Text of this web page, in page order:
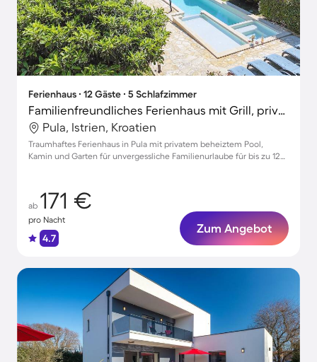
Ferienhaus ∙ 12 Gäste ∙ 5 Schlafzimmer
Familienfreundliches Ferienhaus mit Grill, privatem Pool und Whirlpool | Haustierfreundlich
Pula, Istrien, Kroatien
Traumhaftes Ferienhaus in Pula mit privatem beheiztem Pool,
Kamin und Garten für unvergessliche Familienurlaube für bis zu 12
ab 171 €
pro Nacht
4.7
Zum Angebot